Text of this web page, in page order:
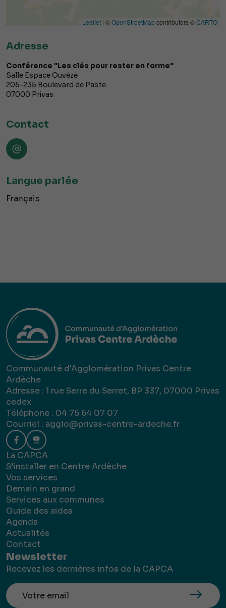
Leaflet | ©OpenStreetMap contributors ©CARTO
Adresse
Conférence "Les clés pour rester en forme"
Salle Espace Ouvèze
205-235 Boulevard de Paste
07000 Privas
Contact
Langue parlée
Français
Communauté d'Agglomération Privas Centre
Ardèche
Adresse : 1 rue Serre du Serret, BP 337, 07000 Privas
cedex
Téléphone : 04 75 64 07 07
Courriel : agglo@privas-centre-ardeche.fr
La CAPCA
S’installer en Centre Ardèche
Vos services
Demain en grand
Services aux communes
Guide des aides
Agenda
Actualités
Contact
Newsletter
Recevez les dernières infos de la CAPCA